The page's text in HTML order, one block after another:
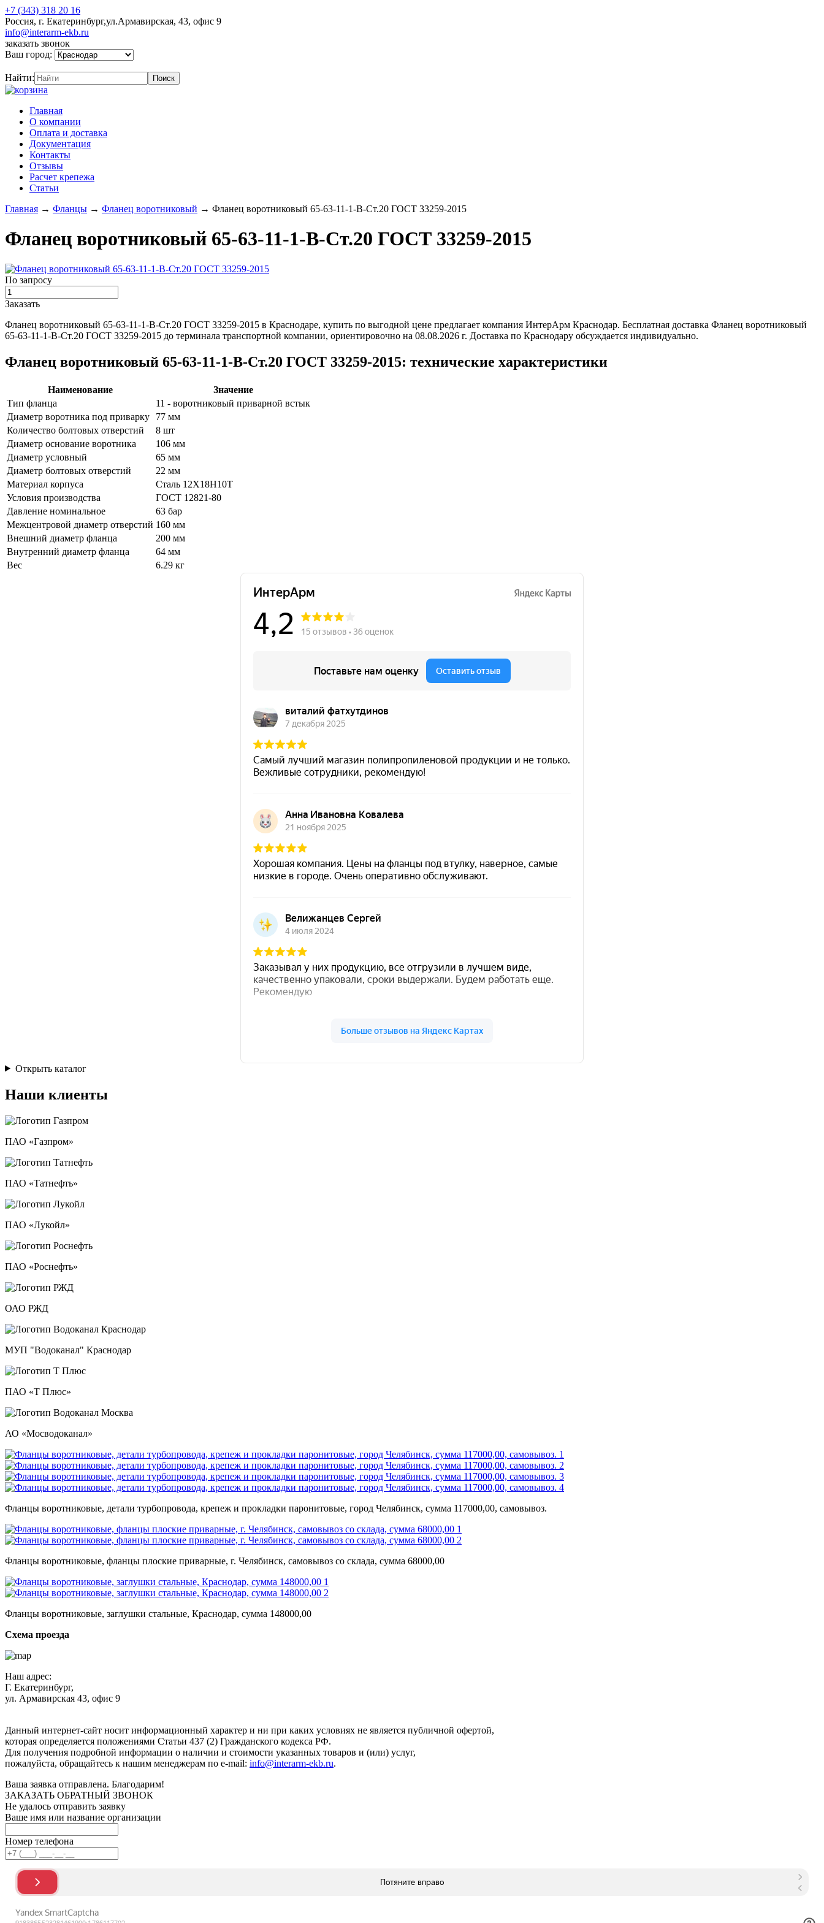
+7 (343) 318 20 16
Россия, г. Екатеринбург,ул.Армавирская, 43, офис 9
info@interarm-ekb.ru
заказать звонок
Ваш город:
Найти:
Главная
О компании
Оплата и доставка
Документация
Контакты
Отзывы
Расчет крепежа
Статьи
Главная → Фланцы → Фланец воротниковый → Фланец воротниковый 65-63-11-1-В-Ст.20 ГОСТ 33259-2015
Фланец воротниковый 65-63-11-1-В-Ст.20 ГОСТ 33259-2015
По запросу
Заказать
Фланец воротниковый 65-63-11-1-В-Ст.20 ГОСТ 33259-2015 в Краснодаре, купить по выгодной цене предлагает компания ИнтерАрм Краснодар. Бесплатная доставка Фланец воротниковый
65-63-11-1-В-Ст.20 ГОСТ 33259-2015 до терминала транспортной компании, ориентировочно на 08.08.2026 г. Доставка по Краснодару обсуждается индивидуально.
Фланец воротниковый 65-63-11-1-В-Ст.20 ГОСТ 33259-2015: технические характеристики
Наименование
Значение
Тип фланца
11 - воротниковый приварной встык
Диаметр воротника под приварку
77 мм
Количество болтовых отверстий
8 шт
Диаметр основание воротника
106 мм
Диаметр условный
65 мм
Диаметр болтовых отверстий
22 мм
Материал корпуса
Сталь 12Х18Н10Т
Условия производства
ГОСТ 12821-80
Давление номинальное
63 бар
Межцентровой диаметр отверстий 160 мм
Внешний диаметр фланца
200 мм
Внутренний диаметр фланца
64 мм
Вес
6.29 кг
Открыть каталог
Наши клиенты
ПАО «Газпром»
ПАО «Татнефть»
ПАО «Лукойл»
ПАО «Роснефть»
ОАО РЖД
МУП "Водоканал" Краснодар
ПАО «Т Плюс»
АО «Мосводоканал»
Фланцы воротниковые, детали турбопровода, крепеж и прокладки паронитовые, город Челябинск, сумма 117000,00, самовывоз.
Фланцы воротниковые, фланцы плоские приварные, г. Челябинск, самовывоз со склада, сумма 68000,00
Фланцы воротниковые, заглушки стальные, Краснодар, сумма 148000,00
Схема проезда
Наш адрес:
Г. Екатеринбург,
ул. Армавирская 43, офис 9
Данный интернет-сайт носит информационный характер и ни при каких условиях не является публичной офертой,
которая определяется положениями Статьи 437 (2) Гражданского кодекса РФ.
Для получения подробной информации о наличии и стоимости указанных товаров и (или) услуг,
пожалуйста, обращайтесь к нашим менеджерам по e-mail: info@interarm-ekb.ru.
Ваша заявка отправлена. Благодарим!
ЗАКАЗАТЬ ОБРАТНЫЙ ЗВОНОК
Не удалось отправить заявку
Ваше имя или название организации
Номер телефона